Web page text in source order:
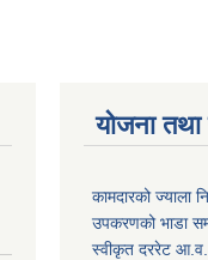
योजना तथा
कामदारको ज्याला
उपकरणको भाडा
स्वीकृत दररेट